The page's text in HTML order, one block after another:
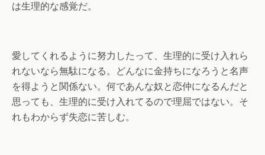
は生理的な感覚だ。
愛してくれるように努力したって、生理的に受け入れら
れないなら無駄になる。どんなに金持ちになろうと名声
を得ようと関係ない。何であんな奴と恋仲になるんだと
思っても、生理的に受け入れてるので理屈ではない。そ
れもわからず失恋に苦しむ。